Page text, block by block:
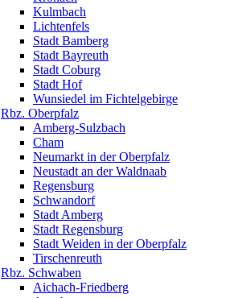
Kulmbach
Lichtenfels
Stadt Bamberg
Stadt Bayreuth
Stadt Coburg
Stadt Hof
Wunsiedel im Fichtelgebirge
Rbz. Oberpfalz
Amberg-Sulzbach
Cham
Neumarkt in der Oberpfalz
Neustadt an der Waldnaab
Regensburg
Schwandorf
Stadt Amberg
Stadt Regensburg
Stadt Weiden in der Oberpfalz
Tirschenreuth
Rbz. Schwaben
Aichach-Friedberg